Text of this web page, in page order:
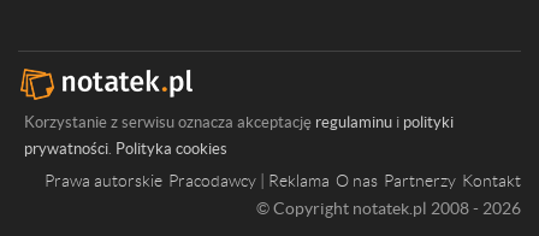
Korzystanie z serwisu oznacza akceptację regulaminu i polityki
prywatności. Polityka cookies
Prawa autorskie Pracodawcy | Reklama O nas Partnerzy Kontakt
© Copyright notatek.pl 2008 - 2026